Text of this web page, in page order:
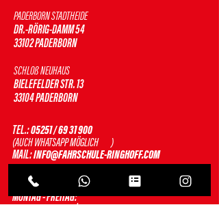
PADERBORN STADTHEIDE
DR.-RÖRIG-DAMM 54
33102 PADERBORN
SCHLOß NEUHAUS
BIELEFELDER STR. 13
33104 PADERBORN
TEL.:05251 / 69 31 900
(AUCH WHATSAPP MÖGLICH )
MAIL:INFO@FAHRSCHULE-RINGHOFF.COM
BÜROZEITEN STANDORT BAHNHOFSTRAßE
MONTAG - FREITAG: